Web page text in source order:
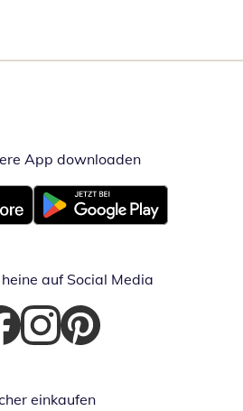
App downloadenÖffnet in
Fenster
Öffnet in neuem Fenster
auf Social Media
in neuem Fenster
Öffnet in neuem Fenster
Öffnet in neuem Fenster
einkaufen